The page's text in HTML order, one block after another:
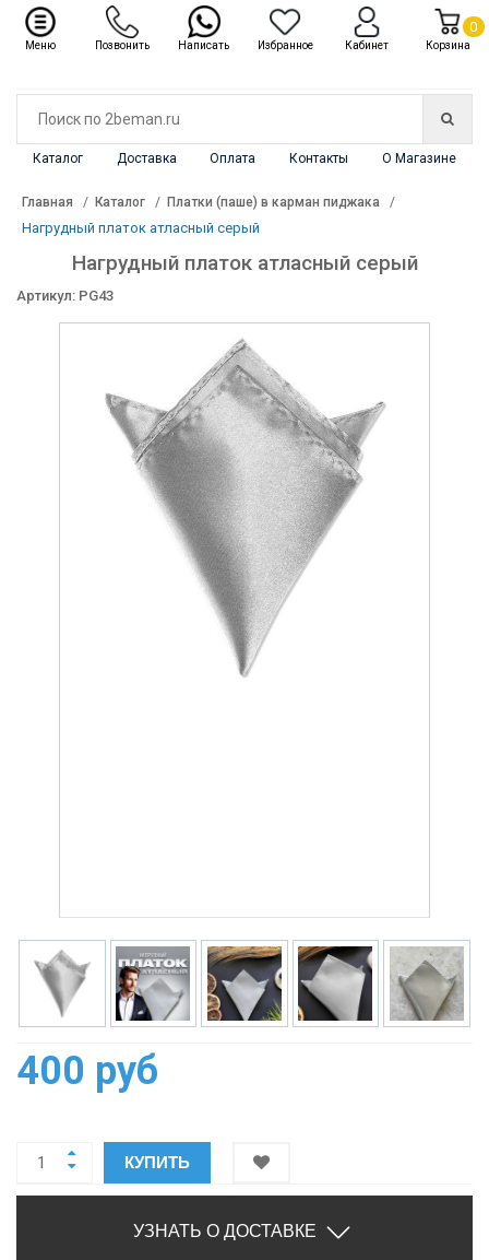
Каталог Доставка Оплата Контакты О Магазине
Каталог ✖
Главная Каталог Платки (паше) в карман пиджака
Нагрудный платок атласный серый
Нагрудный платок атласный серый
Артикул: PG43
400 руб
КУПИТЬ
УЗНАТЬ О ДОСТАВКЕ
Меню Позвонить Написать Избранное Кабинет Корзина
0